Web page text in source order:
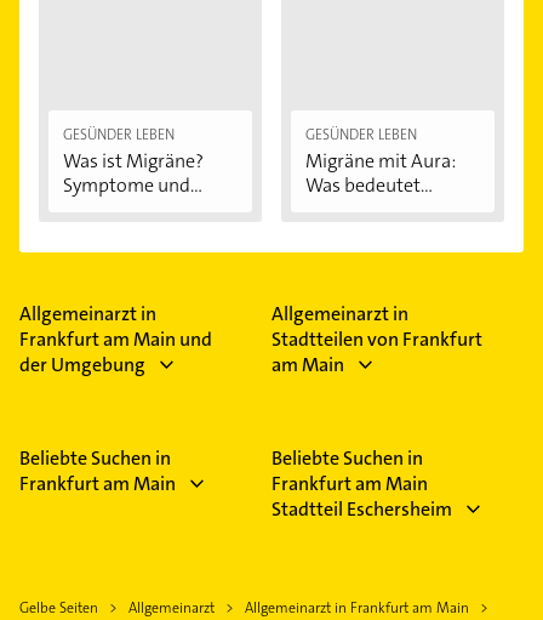
GESÜNDER LEBEN
Was ist Migräne?
Symptome und...
GESÜNDER LEBEN
Migräne mit Aura:
Was bedeutet...
Allgemeinarzt in
Frankfurt am Main und
der Umgebung
Allgemeinarzt in
Stadtteilen von Frankfurt
am Main
Beliebte Suchen in
Frankfurt am Main
Beliebte Suchen in
Frankfurt am Main
Stadtteil Eschersheim
Gelbe Seiten Allgemeinarzt
Allgemeinarzt in Frankfurt am Main